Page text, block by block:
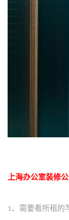
上海办公室装修
1、需要看所租的